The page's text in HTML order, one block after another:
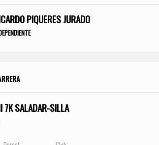
PIQUERES JURADO
7K SALADAR-SILLA